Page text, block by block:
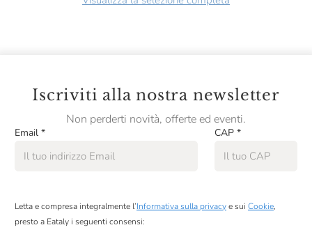
Iscriviti alla nostra newsletter
Non perderti novità, offerte ed eventi.
Email * CAP *
Letta e compresa integralmente l’Informativa sulla privacye sui Cookie,
presto a Eataly i seguenti consensi: